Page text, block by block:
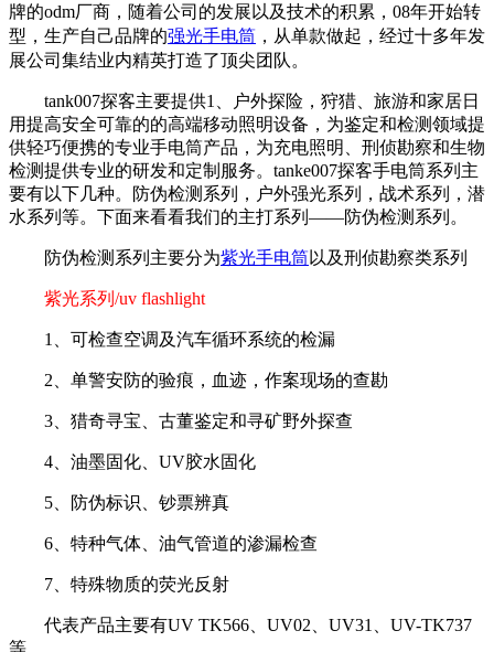
牌的odm厂商，随着公司的发展以及技术的积累，08年开始转
型，生产自己品牌的强光手电筒 ，从单款做起，经过十多年发
展公司集结业内精英打造了顶尖团队。
tank007探客主要提供1、户外探险，狩猎、旅游和家居日
用提高安全可靠的的高端移动照明设备，为鉴定和检测领域提
供轻巧便携的专业手电筒产品，为充电照明、刑侦勘察和生物
检测提供专业的研发和定制服务。tanke007探客手电筒系列主
要有以下几种。防伪检测系列，户外强光系列，战术系列，潜
水系列等。下面来看看我们的主打系列——防伪检测系列。
防伪检测系列主要分为紫光手电筒以及刑侦勘察类系列
紫光系列/uv flashlight
1、可检查空调及汽车循环系统的检漏
2、单警安防的验痕，血迹，作案现场的查勘
3、猎奇寻宝、古董鉴定和寻矿野外探查
4、油墨固化、UV胶水固化
5、防伪标识、钞票辨真
6、特种气体、油气管道的渗漏检查
7、特殊物质的荧光反射
代表产品主要有UV TK566、UV02、UV31、UV-TK737
等